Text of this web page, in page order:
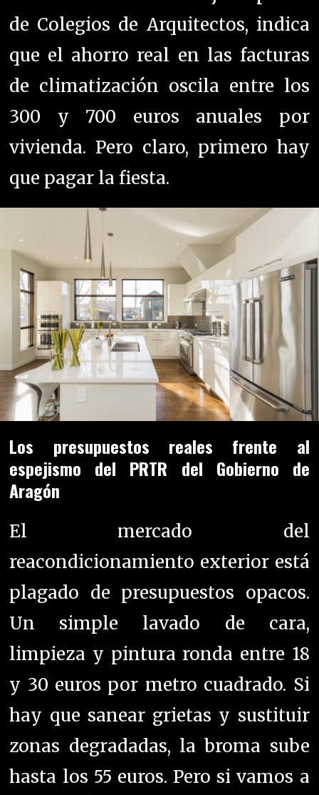
de Colegios de Arquitectos, indica
que el ahorro real en las facturas
de climatización oscila entre los
300 y 700 euros anuales por
vivienda. Pero claro, primero hay
que pagar la fiesta.
Los presupuestos reales frente al
espejismo del PRTR del Gobierno de
Aragón
El mercado del
reacondicionamiento exterior está
plagado de presupuestos opacos.
Un simple lavado de cara,
limpieza y pintura ronda entre 18
y 30 euros por metro cuadrado. Si
hay que sanear grietas y sustituir
zonas degradadas, la broma sube
hasta los 55 euros. Pero si vamos a